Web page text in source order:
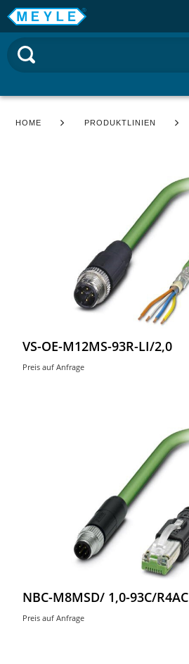
HOME PRODUKTLINIEN
VS-OE-M12MS-93R-LI/2,0
Preis auf Anfrage
NBC-M8MSD/ 1,0-93C/R4AC
Preis auf Anfrage